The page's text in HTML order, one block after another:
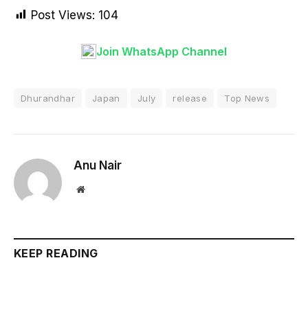
Post Views: 104
Join WhatsApp Channel
Dhurandhar Japan July release Top News
Anu Nair
Website
KEEP READING